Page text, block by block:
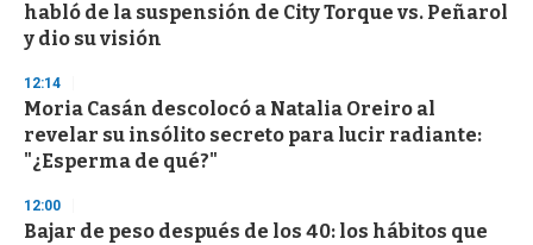
habló de la suspensión de City Torque vs. Peñarol
y dio su visión
12:14
Moria Casán descolocó a Natalia Oreiro al
revelar su insólito secreto para lucir radiante:
"¿Esperma de qué?"
12:00
Bajar de peso después de los 40: los hábitos que